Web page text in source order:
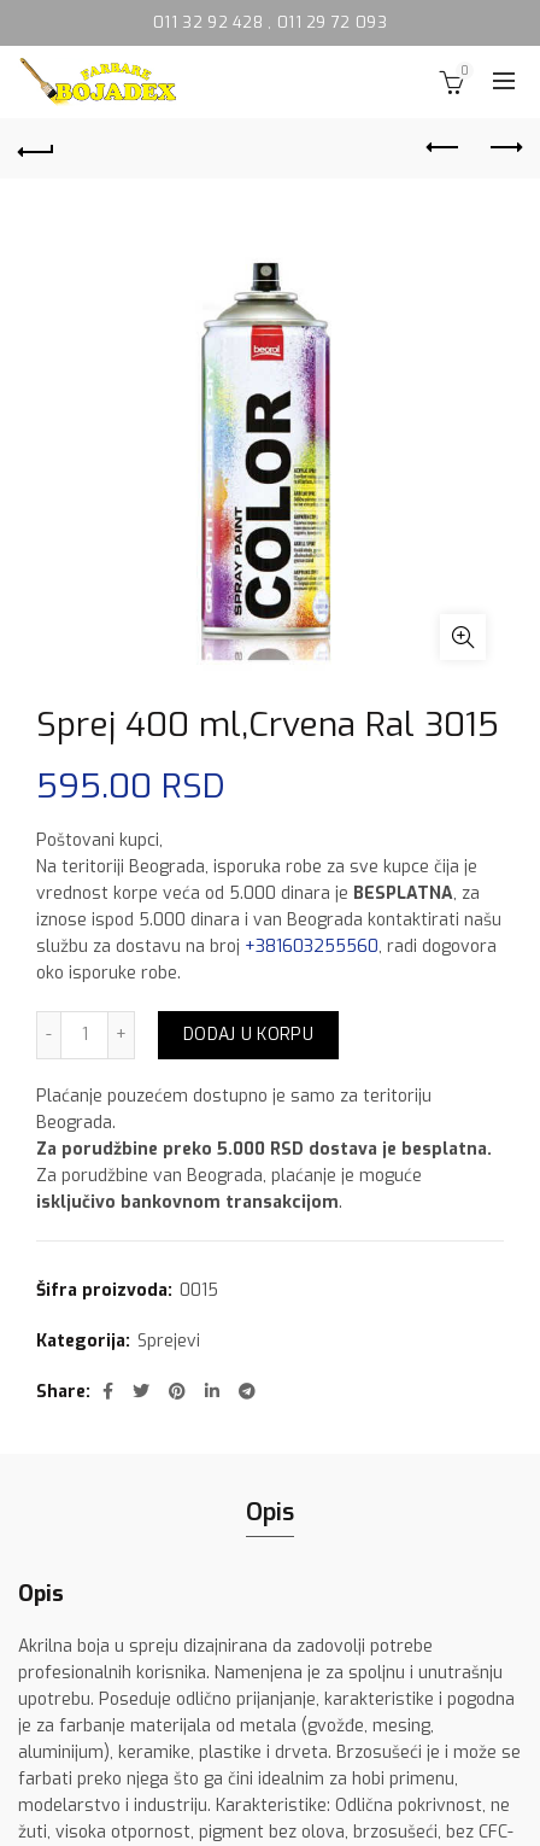
011 32 92 428 , 011 29 72 093
0
Sprej 400 ml,Crvena Ral 3015
595.00 RSD
Poštovani kupci,
Na teritoriji Beograda, isporuka robe za sve kupce čija je
vrednost korpe veća od 5.000 dinara je BESPLATNA, za
iznose ispod 5.000 dinara i van Beograda kontaktirati našu
službu za dostavu na broj +381603255560, radi dogovora
oko isporuke robe.
Sprej 400 ml,Crvena Ral 3015 količina
DODAJ U KORPU
Plaćanje pouzećem dostupno je samo za teritoriju
Beograda.
Za porudžbine preko 5.000 RSD dostava je besplatna.
Za porudžbine van Beograda, plaćanje je moguće
isključivo bankovnom transakcijom.
Šifra proizvoda: 0015
Kategorija: Sprejevi
Share
Opis
Opis
Akrilna boja u spreju dizajnirana da zadovolji potrebe
profesionalnih korisnika. Namenjena je za spoljnu i unutrašnju
upotrebu. Poseduje odlično prijanjanje, karakteristike i pogodna
je za farbanje materijala od metala (gvožđe, mesing,
aluminijum), keramike, plastike i drveta. Brzosušeći je i može se
farbati preko njega što ga čini idealnim za hobi primenu,
modelarstvo i industriju. Karakteristike: Odlična pokrivnost, ne
žuti, visoka otpornost, pigment bez olova, brzosušeći, bez CFC-